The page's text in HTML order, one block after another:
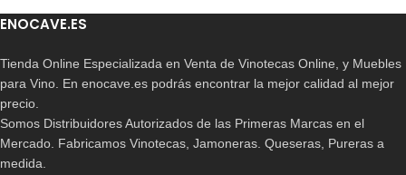
ENOCAVE.ES
Tienda Online Especializada en Venta de Vinotecas Online, y Muebles
para Vino. En enocave.es podrás encontrar la mejor calidad al mejor
precio.
Somos Distribuidores Autorizados de las Primeras Marcas en el
Mercado. Fabricamos Vinotecas, Jamoneras. Queseras, Pureras a
medida.